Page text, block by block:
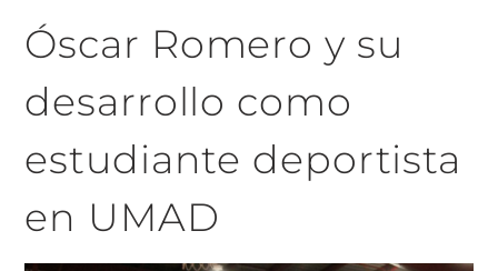
Óscar Romero y su
desarrollo como
estudiante deportista
en UMAD